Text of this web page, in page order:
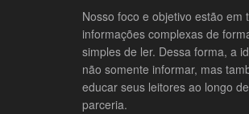
Nosso foco e objetivo estão em
informações complexas de
simples de ler. Dessa forma, a
não somente informar, mas
educar seus leitores ao longo
parceria.